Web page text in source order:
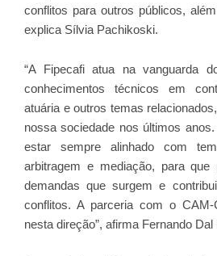
conflitos para outros públicos,
explica Sílvia Pachikoski.
“A Fipecafi atua na vanguarda
conhecimentos técnicos em
atuária e outros temas
nossa sociedade nos últimos
estar sempre alinhado com
arbitragem e mediação, para que
demandas que surgem e
conflitos. A parceria com o CAM-
nesta direção”, afirma Fernando